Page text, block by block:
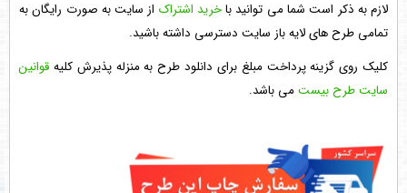
لازم به ذکر است شما می توانید باخرید اشتراک از سایت به صورت رایگان به
تمامی طرح های لایه باز سایت دسترسی داشته باشید.
کلیک روی گزینه پرداخت مبلغ برای دانلود طرح به منزله پذیرش کلیه قوانین
سایت طرح بیستمی باشد.